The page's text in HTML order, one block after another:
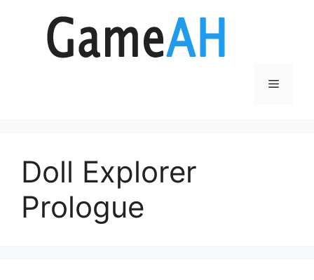
Menu
Doll Explorer
Prologue